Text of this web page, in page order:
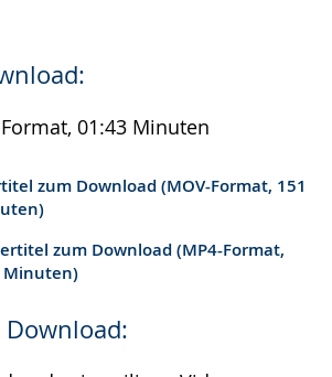
01:43 Minuten
zum Download (MOV-Format, 151
zum Download (MP4-Format,
Minuten)